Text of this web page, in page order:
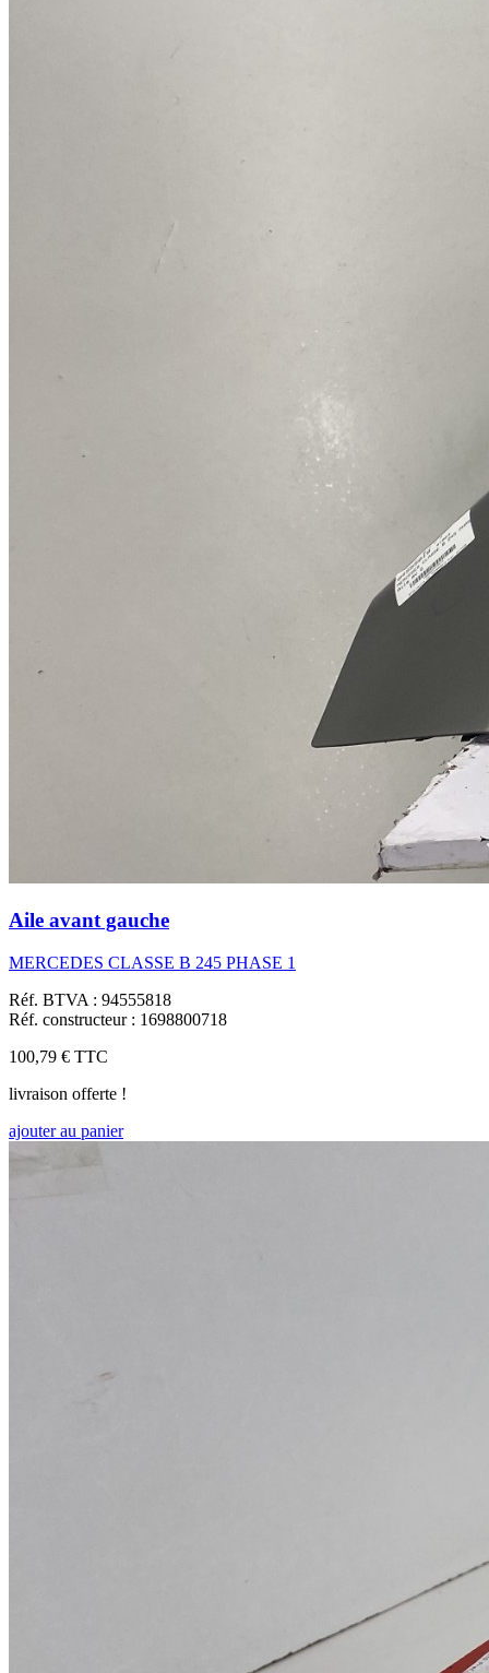
Aile avant gauche
MERCEDES CLASSE B 245 PHASE 1
Réf. BTVA : 94555818
Réf. constructeur : 1698800718
100,79 € TTC
livraison offerte !
ajouter au panier